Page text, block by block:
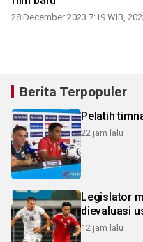
28 December 2023 7:19 WIB,
Berita Terpopuler
Pelatih
22 jam lalu
Legislator
dievaluasi
12 jam lalu